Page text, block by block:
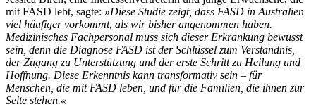
mit FASD lebt, sagte: »Diese Studie zeigt, dass FASD in Australien
viel häufiger vorkommt, als wir bisher angenommen haben.
Medizinisches Fachpersonal muss sich dieser Erkrankung bewusst
sein, denn die Diagnose FASD ist der Schlüssel zum Verständnis,
der Zugang zu Unterstützung und der erste Schritt zu Heilung und
Hoffnung. Diese Erkenntnis kann transformativ sein – für
Menschen, die mit FASD leben, und für die Familien, die ihnen zur
Seite stehen.«